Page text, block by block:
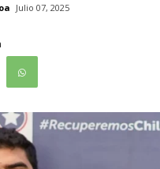
Julio 07, 2025